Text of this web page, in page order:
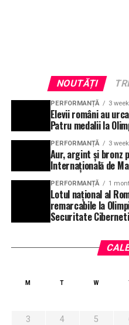
NOUTĂȚI
PERFORMANȚĂ 3
Elevii români au
Patru medalii la
PERFORMANȚĂ 3
Aur, argint și bronz
Internațională de
PERFORMANȚĂ 1
Lotul național al
remarcabile la
Securitate
M T W
3
4 5